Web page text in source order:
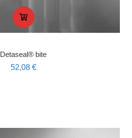
Detaseal® bite
52,08 €